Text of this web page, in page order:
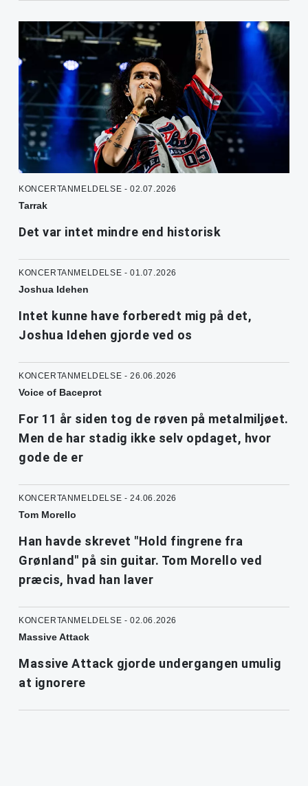
KONCERTANMELDELSE - 02.07.2026
Tarrak
Det var intet mindre end historisk
KONCERTANMELDELSE - 01.07.2026
Joshua Idehen
Intet kunne have forberedt mig på det,
Joshua Idehen gjorde ved os
KONCERTANMELDELSE - 26.06.2026
Voice of Baceprot
For 11 år siden tog de røven på metalmiljøet.
Men de har stadig ikke selv opdaget, hvor
gode de er
KONCERTANMELDELSE - 24.06.2026
Tom Morello
Han havde skrevet "Hold fingrene fra
Grønland" på sin guitar. Tom Morello ved
præcis, hvad han laver
KONCERTANMELDELSE - 02.06.2026
Massive Attack
Massive Attack gjorde undergangen umulig
at ignorere